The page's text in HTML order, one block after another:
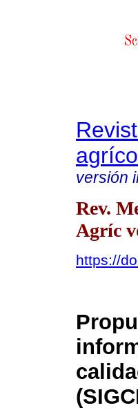
versión
Rev.
Agríc
https://